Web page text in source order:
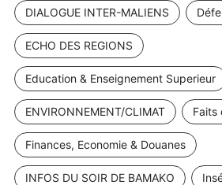
DIALOGUE INTER-MALIENS
ECHO DES REGIONS
Education & Enseignement Superieur
ENVIRONNEMENT/CLIMAT Faits
Finances, Economie & Douanes
INFOS DU SOIR DE BAMAKO